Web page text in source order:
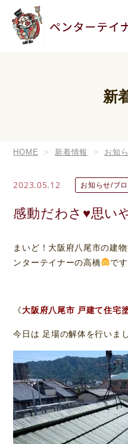
新
HOME 新着情報 お知
2023.05.12 お知らせ/ブ
感動だわさ♥️思い
まいど！大阪府八尾市の建
ンターテイナーの高橋
です
《大阪府八尾市 戸建て住宅
今日は 足場の解体を行いま